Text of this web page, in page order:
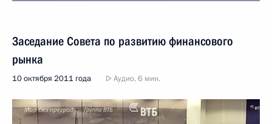
Заседание Совета по развитию финансового
рынка
10 октября 2011 года Аудио, 6 мин.